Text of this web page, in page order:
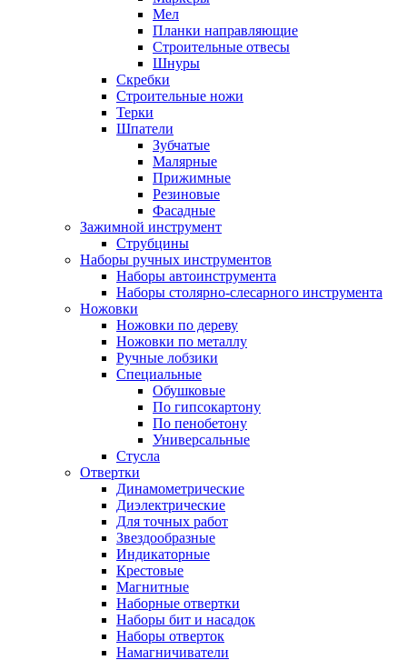
Мел
Планки направляющие
Строительные отвесы
Шнуры
Скребки
Строительные ножи
Терки
Шпатели
Зубчатые
Малярные
Прижимные
Резиновые
Фасадные
Зажимной инструмент
Струбцины
Наборы ручных инструментов
Наборы автоинструмента
Наборы столярно-слесарного инструмента
Ножовки
Ножовки по дереву
Ножовки по металлу
Ручные лобзики
Специальные
Обушковые
По гипсокартону
По пенобетону
Универсальные
Стусла
Отвертки
Динамометрические
Диэлектрические
Для точных работ
Звездообразные
Индикаторные
Крестовые
Магнитные
Наборные отвертки
Наборы бит и насадок
Наборы отверток
Намагничиватели